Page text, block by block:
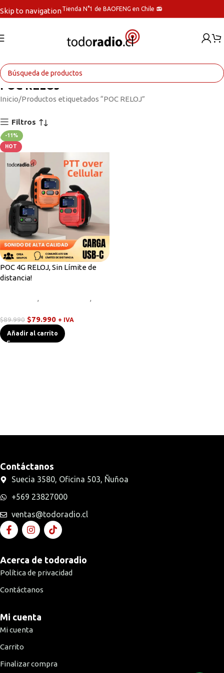
Skip to navigationTienda N°1 de BAOFENG en Chile 📻
POC RELOJ
Inicio Productos etiquetados “POC RELOJ”
Filtros
-11%
HOT
POC 4G RELOJ, Sin Límite de
distancia!
,
,
$89.990 $79.990 + IVA
Añadir al carrito
Contáctanos
Suecia 3580, Oficina 503, Ñuñoa
+569 23827000
ventas@todoradio.cl
Acerca de todoradio
Política de privacidad
Contáctanos
Mi cuenta
Mi cuenta
Carrito
Finalizar compra